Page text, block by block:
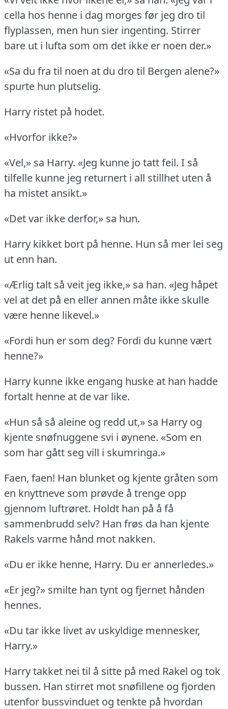
cella hos henne i dag morges før jeg dro til
flyplassen, men hun sier ingenting. Stirrer
bare ut i lufta som om det ikke er noen der.»
«Sa du fra til noen at du dro til Bergen alene?»
spurte hun plutselig.
Harry ristet på hodet.
«Hvorfor ikke?»
«Vel,» sa Harry. «Jeg kunne jo tatt feil. I så
tilfelle kunne jeg returnert i all stillhet uten å
ha mistet ansikt.»
«Det var ikke derfor,» sa hun.
Harry kikket bort på henne. Hun så mer lei seg
ut enn han.
«Ærlig talt så veit jeg ikke,» sa han. «Jeg håpet
vel at det på en eller annen måte ikke skulle
være henne likevel.»
«Fordi hun er som deg? Fordi du kunne vært
henne?»
Harry kunne ikke engang huske at han hadde
fortalt henne at de var like.
«Hun så så aleine og redd ut,» sa Harry og
kjente snøfnuggene svi i øynene. «Som en
som har gått seg vill i skumringa.»
Faen, faen! Han blunket og kjente gråten som
en knyttneve som prøvde å trenge opp
gjennom luftrøret. Holdt han på å få
sammenbrudd selv? Han frøs da han kjente
Rakels varme hånd mot nakken.
«Du er ikke henne, Harry. Du er annerledes.»
«Er jeg?» smilte han tynt og fjernet hånden
hennes.
«Du tar ikke livet av uskyldige mennesker,
Harry.»
Harry takket nei til å sitte på med Rakel og tok
bussen. Han stirret mot snøfillene og fjorden
utenfor bussvinduet og tenkte på hvordan